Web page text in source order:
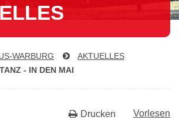
WAR­BURG
AKTUELLES
- IN DEN MAI
Vorlesen
Drucken